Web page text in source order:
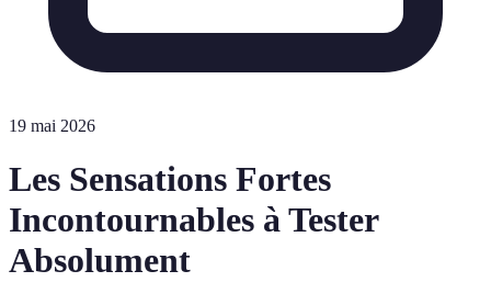
19 mai 2026
Les Sensations Fortes
Incontournables à Tester
Absolument